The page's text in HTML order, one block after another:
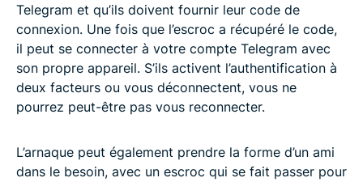
Telegram et qu’ils doivent fournir leur code de
connexion. Une fois que l’escroc a récupéré le code,
il peut se connecter à votre compte Telegram avec
son propre appareil. S’ils activent l’authentification à
deux facteurs ou vous déconnectent, vous ne
pourrez peut-être pas vous reconnecter.
L’arnaque peut également prendre la forme d’un ami
dans le besoin, avec un escroc qui se fait passer pour